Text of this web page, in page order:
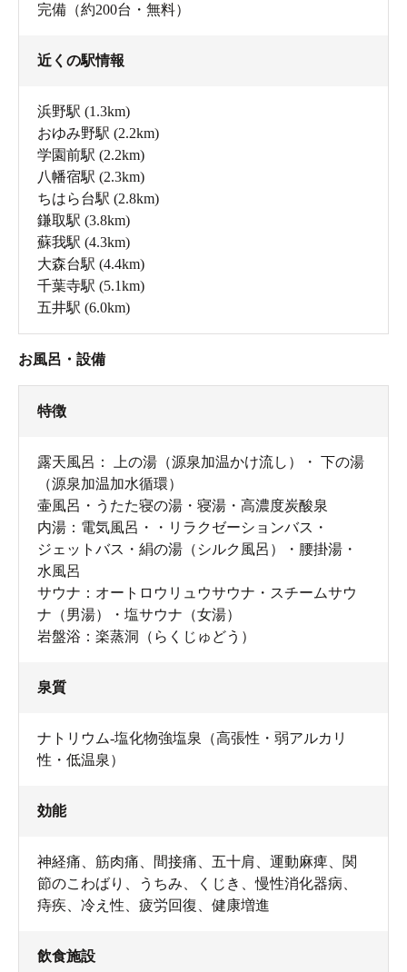
どの水流と気泡でマッサージしてくれるお風呂、シルク
サウナと水風呂に関しては後でゆっくりご紹介するとし
て、まずはたくさんのお風呂に片っ端から入ってみるこ
とにします。
お風呂がたくさんある！と思うとウキウキしちゃいま
す。
オルや持参のアメニティを置くのに便利。
完備（約200台・無料）
近くの駅情報
浜野駅 (1.3km)
おゆみ野駅 (2.2km)
学園前駅 (2.2km)
八幡宿駅 (2.3km)
ちはら台駅 (2.8km)
鎌取駅 (3.8km)
蘇我駅 (4.3km)
大森台駅 (4.4km)
千葉寺駅 (5.1km)
五井駅 (6.0km)
お風呂・設備
特徴
露天風呂： 上の湯（源泉加温かけ流し）・ 下の湯
（源泉加温加水循環）
壷風呂・うたた寝の湯・寝湯・高濃度炭酸泉
内湯：電気風呂・・リラクゼーションバス・
ジェットバス・絹の湯（シルク風呂）・腰掛湯・
水風呂
サウナ：オートロウリュウサウナ・スチームサウ
ナ（男湯）・塩サウナ（女湯）
岩盤浴：楽蒸洞（らくじゅどう）
泉質
ナトリウム-塩化物強塩泉（高張性・弱アルカリ
性・低温泉）
効能
神経痛、筋肉痛、間接痛、五十肩、運動麻痺、関
節のこわばり、うちみ、くじき、慢性消化器病、
痔疾、冷え性、疲労回復、健康増進
飲食施設